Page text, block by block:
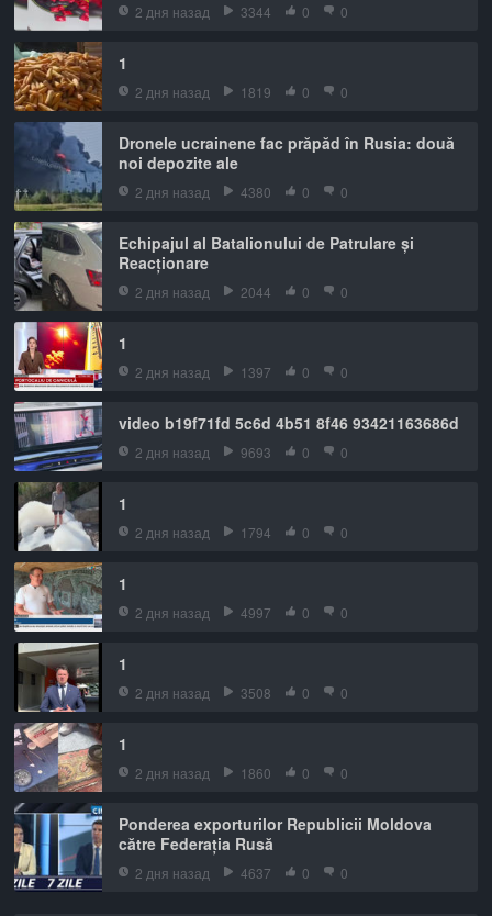
2 дня назад 3344 0 0
1
2 дня назад 1819 0 0
Dronele ucrainene fac prăpăd în Rusia: două
noi depozite ale
2 дня назад 4380 0 0
Echipajul al Batalionului de Patrulare și
Reacționare
2 дня назад 2044 0 0
1
2 дня назад 1397 0 0
video b19f71fd 5c6d 4b51 8f46 93421163686d
2 дня назад 9693 0 0
1
2 дня назад 1794 0 0
1
2 дня назад 4997 0 0
1
2 дня назад 3508 0 0
1
2 дня назад 1860 0 0
Ponderea exporturilor Republicii Moldova
către Federația Rusă
2 дня назад 4637 0 0